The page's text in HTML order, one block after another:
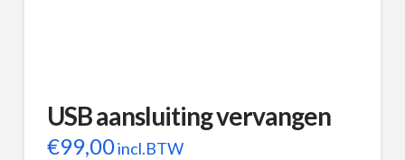
USB aansluiting vervangen
€99,00incl.BTW